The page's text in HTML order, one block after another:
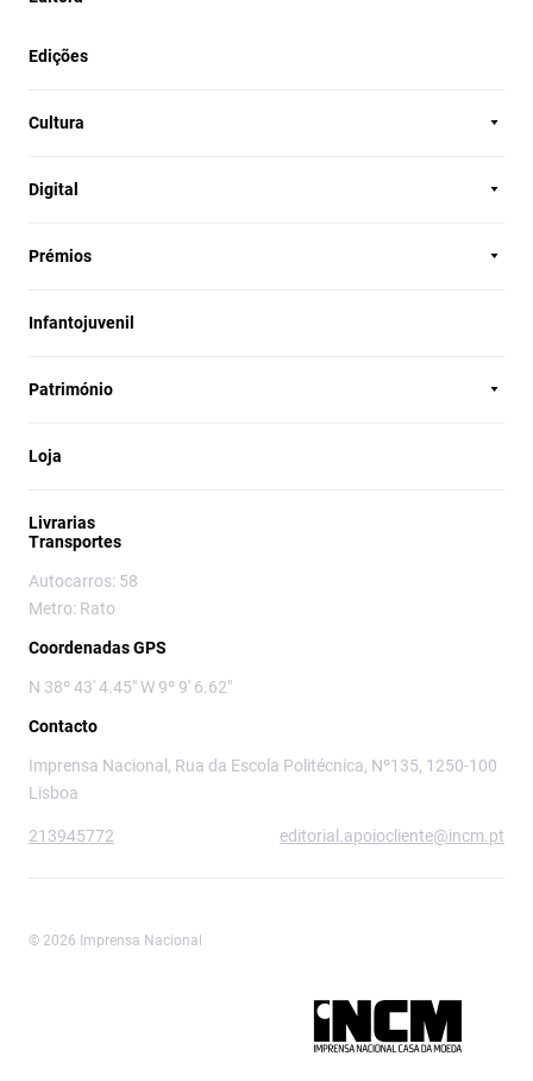
Edições
Cultura
Digital
Prémios
Infantojuvenil
Património
Loja
Livrarias
Transportes
Autocarros: 58
Metro: Rato
Coordenadas GPS
N 38º 43' 4.45" W 9º 9' 6.62"
Contacto
Imprensa Nacional, Rua da Escola Politécnica, Nº135, 1250-100
Lisboa
213945772 editorial.apoiocliente@incm.pt
© 2026 Imprensa Nacional